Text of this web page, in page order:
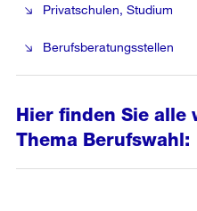
Privatschulen, Studium
Berufsberatungsstellen
Hier finden Sie alle
Thema Berufswahl: